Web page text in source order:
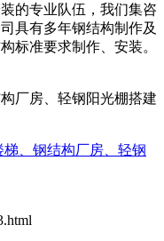
的专业队伍，我们集咨
具有多年钢结构制作及
标准要求制作、安装。
厂房、轻钢阳光棚搭建
、钢结构厂房、轻钢